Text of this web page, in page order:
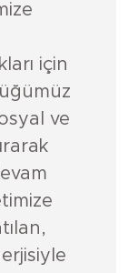
için
ve